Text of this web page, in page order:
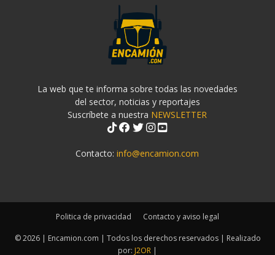
La web que te informa sobre todas las novedades
del sector, noticias y reportajes
Suscríbete a nuestra NEWSLETTER
Contacto:info@encamion.com
Politica de privacidad Contacto y aviso legal
© 2026 | Encamion.com | Todos los derechos reservados | Realizado
por: J2OR |